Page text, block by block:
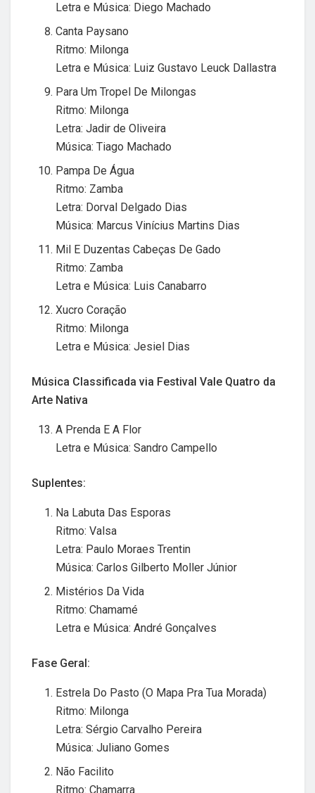
Letra e Música: Diego Machado
Canta Paysano
Ritmo: Milonga
Letra e Música: Luiz Gustavo Leuck Dallastra
Para Um Tropel De Milongas
Ritmo: Milonga
Letra: Jadir de Oliveira
Música: Tiago Machado
Pampa De Água
Ritmo: Zamba
Letra: Dorval Delgado Dias
Música: Marcus Vinícius Martins Dias
Mil E Duzentas Cabeças De Gado
Ritmo: Zamba
Letra e Música: Luis Canabarro
Xucro Coração
Ritmo: Milonga
Letra e Música: Jesiel Dias
Música Classificada via Festival Vale Quatro da
Arte Nativa
A Prenda E A Flor
Letra e Música: Sandro Campello
Suplentes:
Na Labuta Das Esporas
Ritmo: Valsa
Letra: Paulo Moraes Trentin
Música: Carlos Gilberto Moller Júnior
Mistérios Da Vida
Ritmo: Chamamé
Letra e Música: André Gonçalves
Fase Geral:
Estrela Do Pasto (O Mapa Pra Tua Morada)
Ritmo: Milonga
Letra: Sérgio Carvalho Pereira
Música: Juliano Gomes
Não Facilito
Ritmo: Chamarra